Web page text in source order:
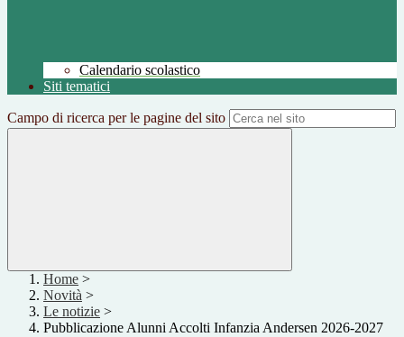
Calendario scolastico
Siti tematici
Campo di ricerca per le pagine del sito
Home >
Novità >
Le notizie >
Pubblicazione Alunni Accolti Infanzia Andersen 2026-2027